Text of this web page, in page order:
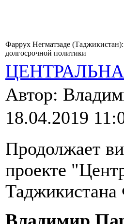
Фаррух Негматзаде
долгосрочной политики
Автор:
18.04.2019
Продолжает
проекте
Таджикистана